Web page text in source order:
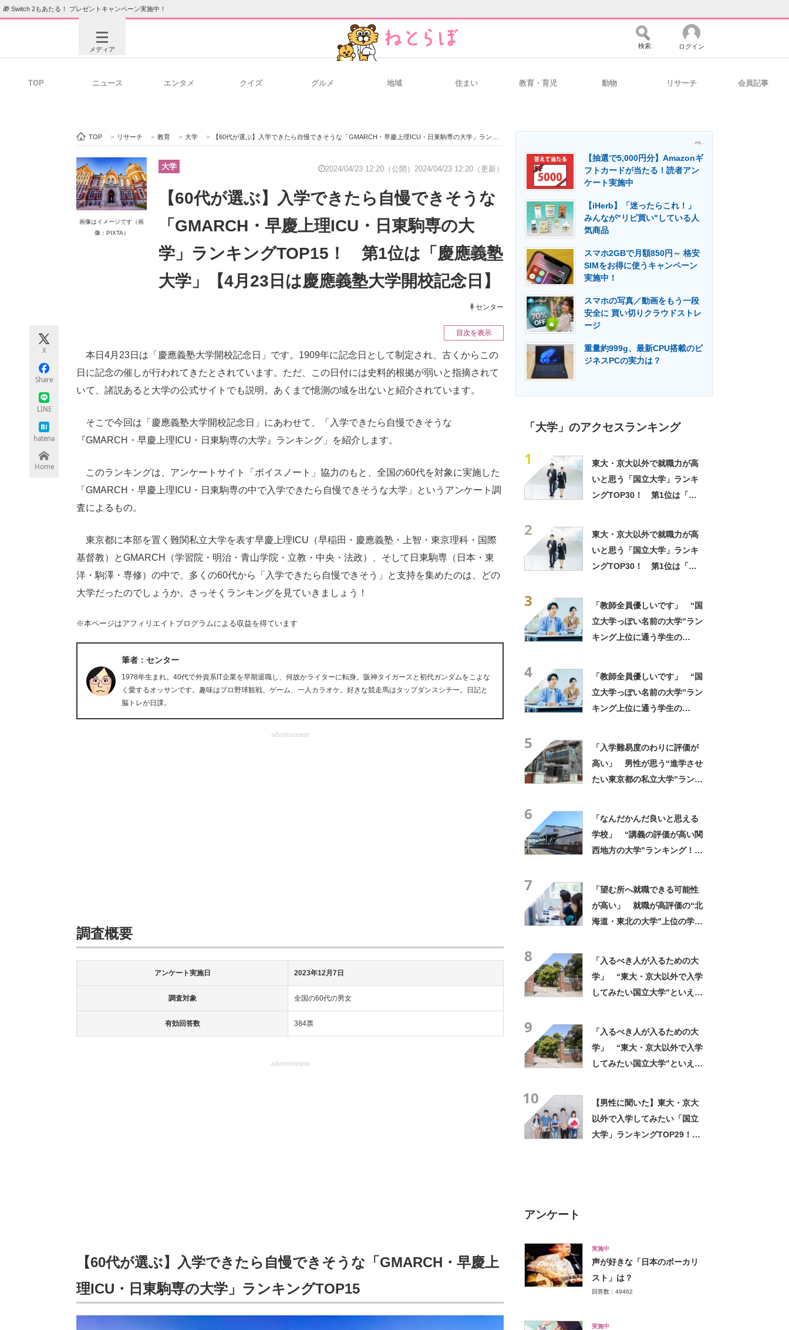
🎁 Switch 2もあたる！ プレゼントキャンペーン実施中！
メディア
ビジネスと働き方のヒント 経営リーダーのコミュニティ マーケ×ITの今がよく分かる
企業向けIT製品の総合サイト IT製品の技術・比較・事例 製造業のIT導入・活用を支援
モノづくり技術者専門サイト エレクトロニクス専門サイト 電子設計の基本と応用 エネルギーの専門メディア 建設×テクノロジーの最前線
検索 ログイン
TOP ニュース エンタメ クイズ グルメ 地域 住まい 教育・育児 動物 リサーチ 会員記事
TOP > リサーチ > 教育 > 大学 > 【60代が選ぶ】入学できたら自慢できそうな「GMARCH・早慶上理ICU・日東駒専の大学」ランキングTOP15！ 第1位は「慶應義塾大学」【4月23日は慶應義塾大学開校記念日】
画像はイメージです（画
像：PIXTA）
大学 2024/04/23 12:20（公開） 2024/04/23 12:20（更新）
【60代が選ぶ】入学できたら自慢できそうな
「GMARCH・早慶上理ICU・日東駒専の大
学」ランキングTOP15！ 第1位は「慶應義塾
大学」【4月23日は慶應義塾大学開校記念日】
センター
X
Share
LINE
hatena
Home
目次を表示
本日4月23日は「慶應義塾大学開校記念日」です。1909年に記念日として制定され、古くからこの
日に記念の催しが行われてきたとされています。ただ、この日付には史料的根拠が弱いと指摘されて
いて、諸説あると大学の公式サイトでも説明。あくまで憶測の域を出ないと紹介されています。
そこで今回は「慶應義塾大学開校記念日」にあわせて、「入学できたら自慢できそうな
『GMARCH・早慶上理ICU・日東駒専の大学』ランキング」を紹介します。
このランキングは、アンケートサイト「ボイスノート」協力のもと、全国の60代を対象に実施した
「GMARCH・早慶上理ICU・日東駒専の中で入学できたら自慢できそうな大学」というアンケート調
査によるもの。
東京都に本部を置く難関私立大学を表す早慶上理ICU（早稲田・慶應義塾・上智・東京理科・国際
基督教）とGMARCH（学習院・明治・青山学院・立教・中央・法政）、そして日東駒専（日本・東
洋・駒澤・専修）の中で、多くの60代から「入学できたら自慢できそう」と支持を集めたのは、どの
大学だったのでしょうか。さっそくランキングを見ていきましょう！
※本ページはアフィリエイトプログラムによる収益を得ています
筆者：センター
1978年生まれ。40代で外資系IT企業を早期退職し、何故かライターに転身。阪神タイガースと初代ガンダムをこよな
く愛するオッサンです。趣味はプロ野球観戦、ゲーム、一人カラオケ。好きな競走馬はタップダンスシチー。日記と
脳トレが日課。
advertisement
調査概要
アンケート実施日 2023年12月7日
調査対象 全国の60代の男女
有効回答数 384票
advertisement
【60代が選ぶ】入学できたら自慢できそうな「GMARCH・早慶上
理ICU・日東駒専の大学」ランキングTOP15
- PR -
【抽選で5,000円分】Amazonギ
フトカードが当たる！読者アン
ケート実施中
【iHerb】「迷ったらこれ！」
みんなが"リピ買い"している人
気商品
スマホ2GBで月額850円～ 格安
SIMをお得に使うキャンペーン
実施中！
スマホの写真／動画をもう一段
安全に 買い切りクラウドストレ
ージ
重量約999g、最新CPU搭載のビ
ジネスPCの実力は？
「大学」のアクセスランキング
1
東大・京大以外で就職力が高
いと思う「国立大学」ランキ
ングTOP30！ 第1位は「一
2
東大・京大以外で就職力が高
いと思う「国立大学」ランキ
ングTOP30！ 第1位は「一
3
「教師全員優しいです」 “国
立大学っぽい名前の大学”ラン
キング上位に通う学生の
4
「教師全員優しいです」 “国
立大学っぽい名前の大学”ラン
キング上位に通う学生の
5
「入学難易度のわりに評価が
高い」 男性が思う“進学させ
たい東京都の私立大学”ランキ
6
「なんだかんだ良いと思える
学校」 “講義の評価が高い関
西地方の大学”ランキング！
7
「望む所へ就職できる可能性
が高い」 就職が高評価の“北
海道・東北の大学”上位の学校
8
「入るべき人が入るための大
学」 “東大・京大以外で入学
してみたい国立大学”といえ
9
「入るべき人が入るための大
学」 “東大・京大以外で入学
してみたい国立大学”といえ
10
【男性に聞いた】東大・京大
以外で入学してみたい「国立
大学」ランキングTOP29！
アンケート
実施中
声が好きな「日本のボーカリ
スト」は？
回答数：49462
実施中